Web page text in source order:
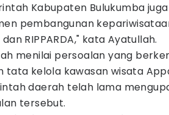
Kabupaten Bulukumba
pembangunan
RIPPARDA," kata Ayatullah.
menilai persoalan yang
tata kelola kawasan wisata
daerah telah lama
tersebut.